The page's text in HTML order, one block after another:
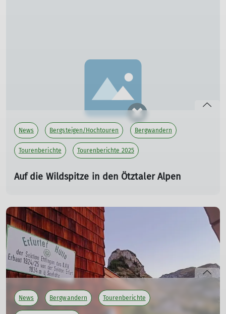
News Bergsteigen/Hochtouren Bergwandern
Tourenberichte Tourenberichte 2025
Auf die Wildspitze in den Ötztaler Alpen
mehr erfahren
News Bergwandern Tourenberichte